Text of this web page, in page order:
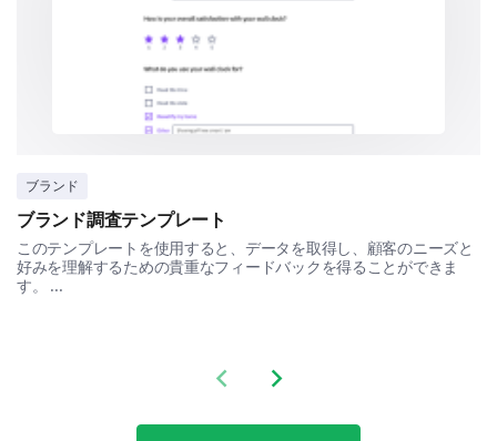
Value for Money
Customer Service
Brand Reputation
Innovative
ブランド
ブランド調査テンプレート
このテンプレートを使用すると、データを取得し、顧客のニーズと
好みを理解するための貴重なフィードバックを得ることができま
す。 ...
Previous slide
Next slide